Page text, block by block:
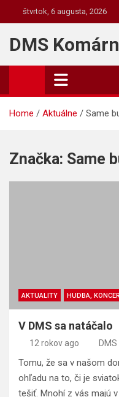
to
content
štvrtok, 6 augusta, 2026
DMS
Home Aktuálne Same
Značka: Same
AKTUALITY HUDBA,
V DMS sa natáčalo
12 rokov ago
Tomu, že sa v našom
ohľadu na to, či je
tešiť. Mnohí z vás majú